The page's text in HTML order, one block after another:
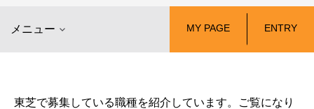
メニュー MY PAGE ENTRY
東芝で募集している職種を紹介しています。ご覧になり